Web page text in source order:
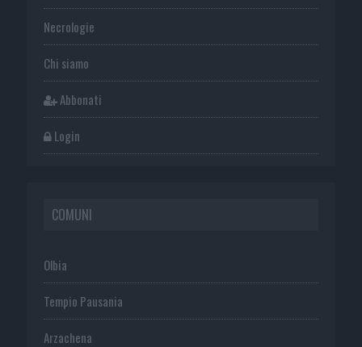
Necrologie
Chi siamo
Abbonati
Login
COMUNI
Olbia
Tempio Pausania
Arzachena